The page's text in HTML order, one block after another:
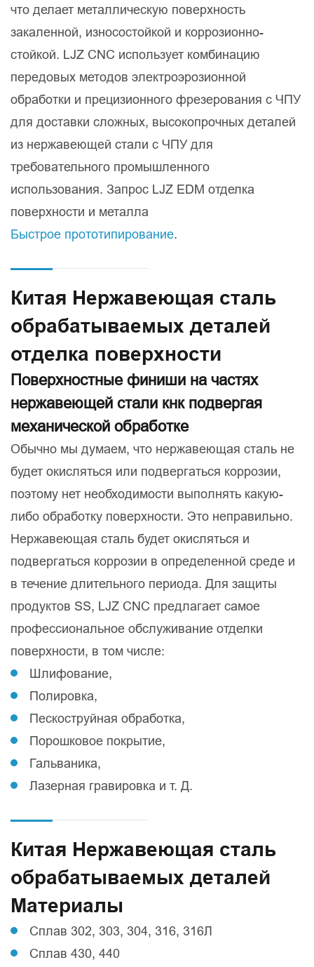
что делает металлическую поверхность
закаленной, износостойкой и коррозионно-
стойкой. LJZ CNC использует комбинацию
передовых методов электроэрозионной
обработки и прецизионного фрезерования с ЧПУ
для доставки сложных, высокопрочных деталей
из нержавеющей стали с ЧПУ для
требовательного промышленного
использования. Запрос LJZ EDM отделка
поверхности и металла
Быстрое прототипирование.
Китая Нержавеющая сталь
обрабатываемых деталей
отделка поверхности
Поверхностные финиши на частях
нержавеющей стали кнк подвергая
механической обработке
Обычно мы думаем, что нержавеющая сталь не
будет окисляться или подвергаться коррозии,
поэтому нет необходимости выполнять какую-
либо обработку поверхности. Это неправильно.
Нержавеющая сталь будет окисляться и
подвергаться коррозии в определенной среде и
в течение длительного периода. Для защиты
продуктов SS, LJZ CNC предлагает самое
профессиональное обслуживание отделки
поверхности, в том числе:
Шлифование,
Полировка,
Пескоструйная обработка,
Порошковое покрытие,
Гальваника,
Лазерная гравировка и т. Д.
Китая Нержавеющая сталь
обрабатываемых деталей
Материалы
Сплав 302, 303, 304, 316, 316Л
Сплав 430, 440